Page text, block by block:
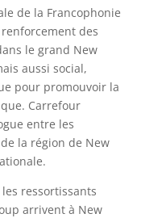
de la Francophonie
des
le grand New
aussi social,
pour promouvoir la
Carrefour
entre les
la région de New
ressortissants
arrivent à New